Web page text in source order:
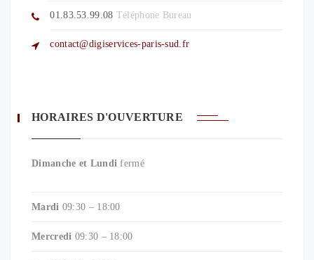
01.83.53.99.08 Téléphone Bureau
contact@digiservices-paris-sud.fr
HORAIRES D'OUVERTURE
Dimanche et Lundi fermé
Mardi 09:30 – 18:00
Mercredi 09:30 – 18:00